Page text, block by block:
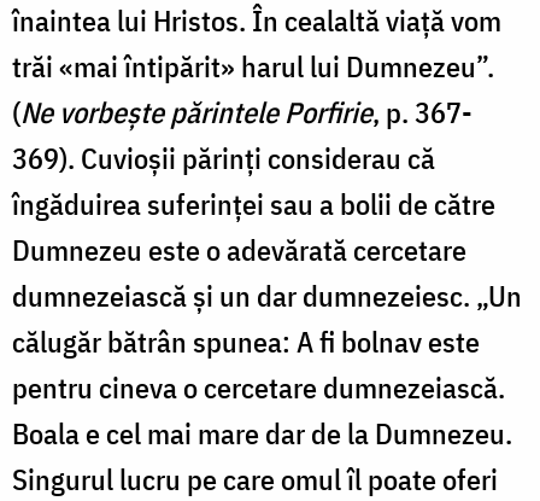
înaintea lui Hristos. În cealaltă viață vom
trăi «mai întipărit» harul lui Dumnezeu”.
(Ne vorbește părintele Porfirie, p. 367-
369). Cuvioșii părinți considerau că
îngăduirea suferinței sau a bolii de către
Dumnezeu este o adevărată cercetare
dumnezeiască și un dar dumnezeiesc. „Un
călugăr bătrân spunea: A fi bolnav este
pentru cineva o cercetare dumnezeiască.
Boala e cel mai mare dar de la Dumnezeu.
Singurul lucru pe care omul îl poate oferi